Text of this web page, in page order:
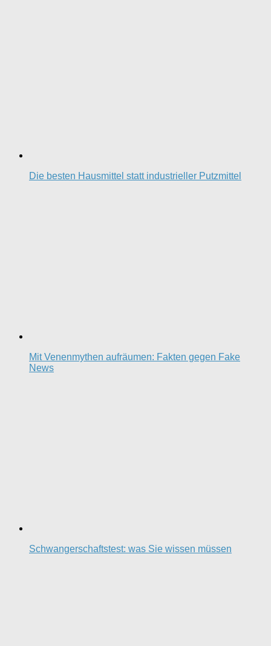
Die besten Hausmittel statt industrieller Putzmittel
Mit Venenmythen aufräumen: Fakten gegen Fake
News
Schwangerschaftstest: was Sie wissen müssen